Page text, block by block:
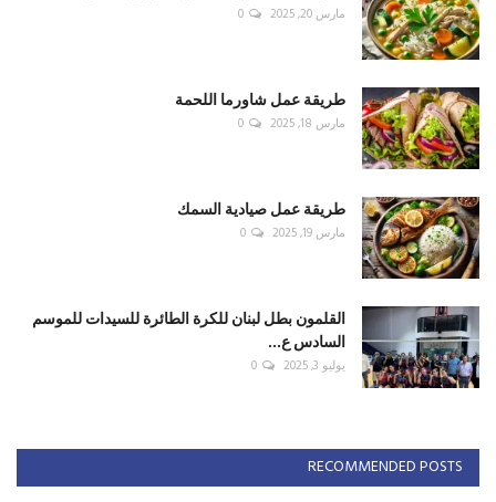
مارس 20, 2025 0
طريقة عمل شاورما اللحمة
مارس 18, 2025 0
طريقة عمل صيادية السمك
مارس 19, 2025 0
القلمون بطل لبنان للكرة الطائرة للسيدات للموسم
السادس ع...
يوليو 3, 2025 0
RECOMMENDED POSTS